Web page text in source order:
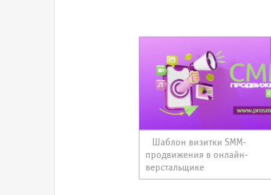
Шаблон визитки SMM-
продвижения в онлайн-
верстальщике